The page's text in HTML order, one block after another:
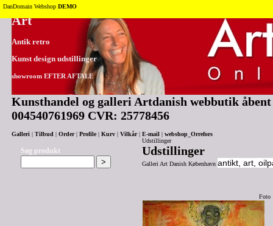
Tilbage til toppen
Art
Antik retro
Kunst design udstillinger
showroom EFTER AFTALE
Kunsthandel og galleri Artdanish webbutik
004540761969 CVR: 25778456
Galleri Tilbud Order| Profile| Kurv Vilkår| E-mail webshop_Orrefors
Søg produkt
Udstillinger
Udstillinger
Galleri Art Danish København antikt, art,
Foto
DanDomain Webshop DEMO